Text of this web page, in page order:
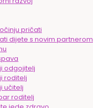
pričati
dijete s novim partnerom
odgojitelj
roditelj
učitelj
roditelj